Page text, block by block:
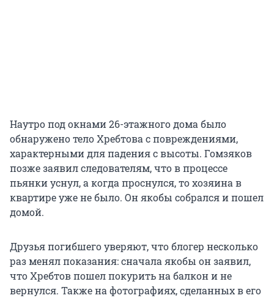
Наутро под окнами 26-этажного дома было
обнаружено тело Хребтова с повреждениями,
характерными для падения с высоты. Гомзяков
позже заявил следователям, что в процессе
пьянки уснул, а когда проснулся, то хозяина в
квартире уже не было. Он якобы собрался и пошел
домой.
Друзья погибшего уверяют, что блогер несколько
раз менял показания: сначала якобы он заявил,
что Хребтов пошел покурить на балкон и не
вернулся. Также на фотографиях, сделанных в его